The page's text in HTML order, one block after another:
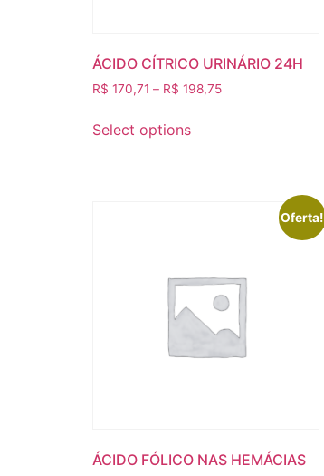
ÁCIDO CÍTRICO URINÁRIO 24H
R$ 170,71 – R$ 198,75
Select options
Oferta!
ÁCIDO FÓLICO NAS HEMÁCIAS